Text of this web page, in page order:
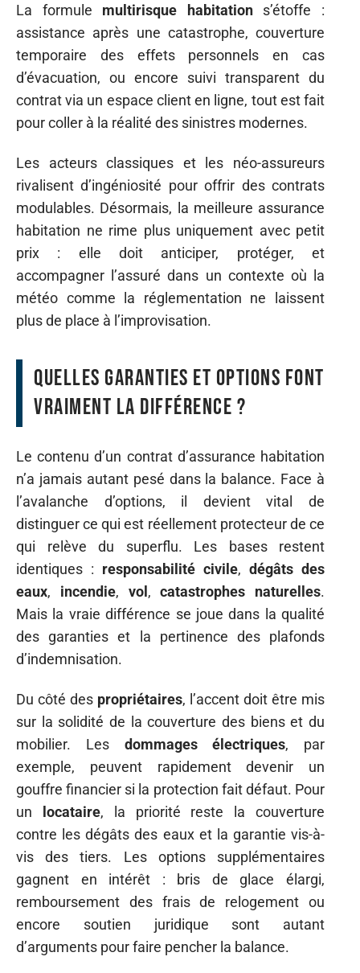
La formule multirisque habitations’étoffe :
assistance après une catastrophe, couverture
temporaire des effets personnels en cas
d’évacuation, ou encore suivi transparent du
contrat via un espace client en ligne, tout est fait
pour coller à la réalité des sinistres modernes.
Les acteurs classiques et les néo-assureurs
rivalisent d’ingéniosité pour offrir des contrats
modulables. Désormais, la meilleure assurance
habitation ne rime plus uniquement avec petit
prix : elle doit anticiper, protéger, et
accompagner l’assuré dans un contexte où la
météo comme la réglementation ne laissent
plus de place à l’improvisation.
quelles garanties et options font
vraiment la différence ?
Le contenu d’un contrat d’assurance habitation
n’a jamais autant pesé dans la balance. Face à
l’avalanche d’options, il devient vital de
distinguer ce qui est réellement protecteur de ce
qui relève du superflu. Les bases restent
identiques : responsabilité civile, dégâts des
eaux, incendie, vol,catastrophes naturelles.
Mais la vraie différence se joue dans la qualité
des garanties et la pertinence des plafonds
d’indemnisation.
Du côté des propriétaires, l’accent doit être mis
sur la solidité de la couverture des biens et du
mobilier. Les dommages électriques, par
exemple, peuvent rapidement devenir un
gouffre financier si la protection fait défaut. Pour
un
locataire, la priorité reste la couverture
contre les dégâts des eaux et la garantie vis-à-
vis des tiers. Les options supplémentaires
gagnent en intérêt : bris de glace élargi,
remboursement des frais de relogement ou
encore soutien juridique sont autant
d’arguments pour faire pencher la balance.